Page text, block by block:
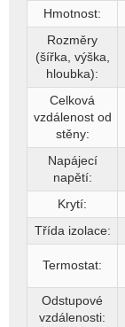
Hmotnost:
Rozměry
(šířka, výška,
hloubka):
Celková
vzdálenost od
stěny:
Napájecí
napětí:
Krytí:
Třída izolace:
Termostat:
Odstupové
vzdálenosti: